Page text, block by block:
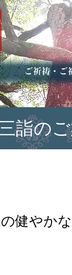
ご祈祷・ご祈
安産祈願
初宮参り
七五三詣
長寿のお祝い
神前結婚式
厄祓い・方位
車のお祓い
地鎮祭
神葬祭（神式
詣の
健やか